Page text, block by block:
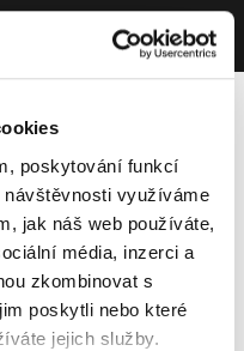
poskytování funkcí
využíváme
jak náš web používáte,
média, inzerci a
zkombinovat s
poskytli nebo které
jejich služby.